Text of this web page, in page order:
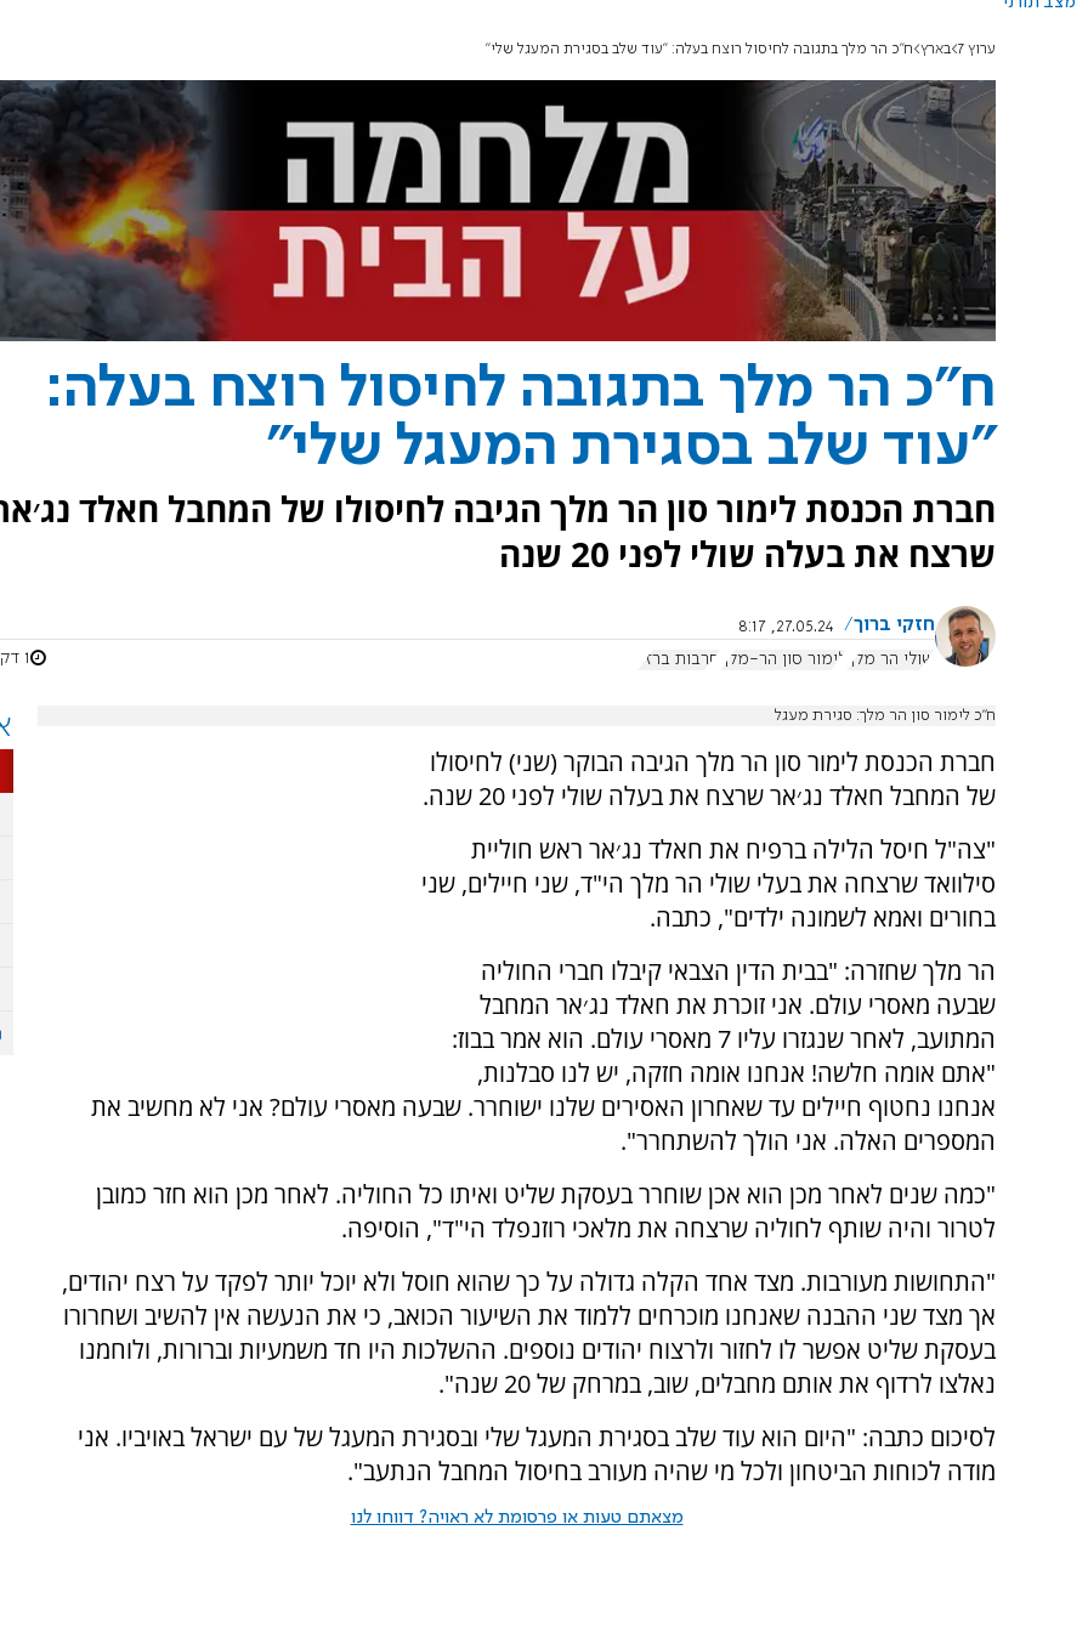
ערוץ 7 בארץ ח"כ הר מלך בתגובה לחיסול רוצח בעלה: "עוד שלב בסגירת המעגל שלי"
ח"כ הר מלך בתגובה לחיסול רוצח בעלה:
"עוד שלב בסגירת המעגל שלי"
חברת הכנסת לימור סון הר מלך הגיבה לחיסולו של המחבל חאלד
שרצח את בעלה שולי לפני 20 שנה
חזקי ברוך
27.05.24, 8:17
שולי הר מלך לימור סון הר-מלך חרבות ברזל 1 דקות
ח"כ לימור סון הר מלך: סגירת מעגל
חברת הכנסת לימור סון הר מלך הגיבה הבוקר (שני) לחיסולו
של המחבל חאלד נג׳אר שרצח את בעלה שולי לפני 20 שנה.
"צה"ל חיסל הלילה ברפיח את חאלד נג׳אר ראש חוליית
סילוואד שרצחה את בעלי שולי הר מלך הי"ד, שני חיילים, שני
בחורים ואמא לשמונה ילדים", כתבה.
הר מלך שחזרה: "בבית הדין הצבאי קיבלו חברי החוליה
שבעה מאסרי עולם. אני זוכרת את חאלד נג׳אר המחבל
המתועב, לאחר שנגזרו עליו 7 מאסרי עולם. הוא אמר בבוז:
"אתם אומה חלשה! אנחנו אומה חזקה, יש לנו סבלנות,
אנחנו נחטוף חיילים עד שאחרון האסירים שלנו ישוחרר. שבעה מאסרי עולם? אני לא מחשיב את
המספרים האלה. אני הולך להשתחרר".
"כמה שנים לאחר מכן הוא אכן שוחרר בעסקת שליט ואיתו כל החוליה. לאחר מכן הוא חזר כמובן
לטרור והיה שותף לחוליה שרצחה את מלאכי רוזנפלד הי"ד", הוסיפה.
"התחושות מעורבות. מצד אחד הקלה גדולה על כך שהוא חוסל ולא יוכל יותר לפקד על רצח יהודים,
אך מצד שני ההבנה שאנחנו מוכרחים ללמוד את השיעור הכואב, כי את הנעשה אין להשיב ושחרורו
בעסקת שליט אפשר לו לחזור ולרצוח יהודים נוספים. ההשלכות היו חד משמעיות וברורות, ולוחמנו
נאלצו לרדוף את אותם מחבלים, שוב, במרחק של 20 שנה".
לסיכום כתבה: "היום הוא עוד שלב בסגירת המעגל שלי ובסגירת המעגל של עם ישראל באויביו. אני
מודה לכוחות הביטחון ולכל מי שהיה מעורב בחיסול המחבל הנתעב".
מצאתם טעות או פרסומת לא ראויה? דווחו לנו